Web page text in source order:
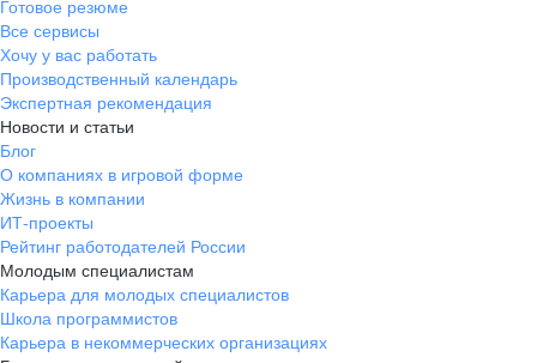
Готовое резюме
Все сервисы
Хочу у вас работать
Производственный календарь
Экспертная рекомендация
Новости и статьи
Блог
О компаниях в игровой форме
Жизнь в компании
ИТ-проекты
Рейтинг работодателей России
Молодым специалистам
Карьера для молодых специалистов
Школа программистов
Карьера в некоммерческих организациях